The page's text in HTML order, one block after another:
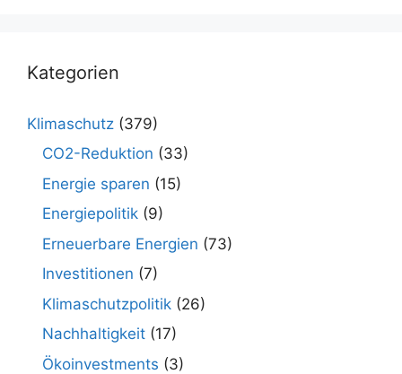
Kategorien
Klimaschutz (379)
CO2-Reduktion (33)
Energie sparen (15)
Energiepolitik (9)
Erneuerbare Energien (73)
Investitionen (7)
Klimaschutzpolitik (26)
Nachhaltigkeit (17)
Ökoinvestments (3)